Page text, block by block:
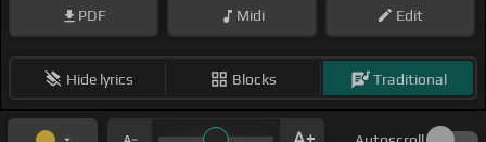
PDF Midi Edit
Hide lyrics Blocks Traditional